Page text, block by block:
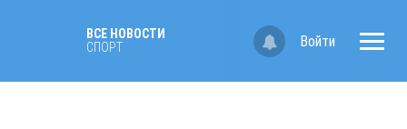
ВСЕ НОВОСТИ
СПОРТ
Войти